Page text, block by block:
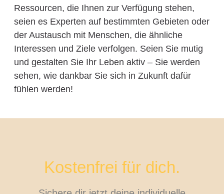
Ressourcen, die Ihnen zur Verfügung stehen,
seien es Experten auf bestimmten Gebieten oder
der Austausch mit Menschen, die ähnliche
Interessen und Ziele verfolgen. Seien Sie mutig
und gestalten Sie Ihr Leben aktiv – Sie werden
sehen, wie dankbar Sie sich in Zukunft dafür
fühlen werden!
Kostenfrei für dich.